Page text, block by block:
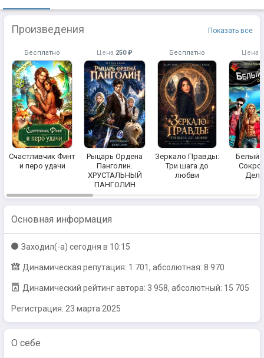
Произведения Показать все
Бесплатно
Счастливчик Финт
и перо удачи
Цена 250 ₽
Рыцарь Ордена
Панголин.
ХРУСТАЛЬНЫЙ
ПАНГОЛИН
Бесплатно
Зеркало Правды:
Три шага до
любви
Цена
Белый
Основная информация
Заходил(-a) сегодня в 10:15
Динамическая репутация: 1 701, абсолютная: 8 970
Динамический рейтинг автора: 3 958, абсолютный: 15 705
Регистрация: 23 марта 2025
О себе